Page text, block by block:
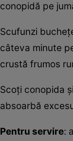
conopidă pe
Scufunzi
câteva minute
crustă frumos
Scoţi conopida
absoarbă
Pentru servire: